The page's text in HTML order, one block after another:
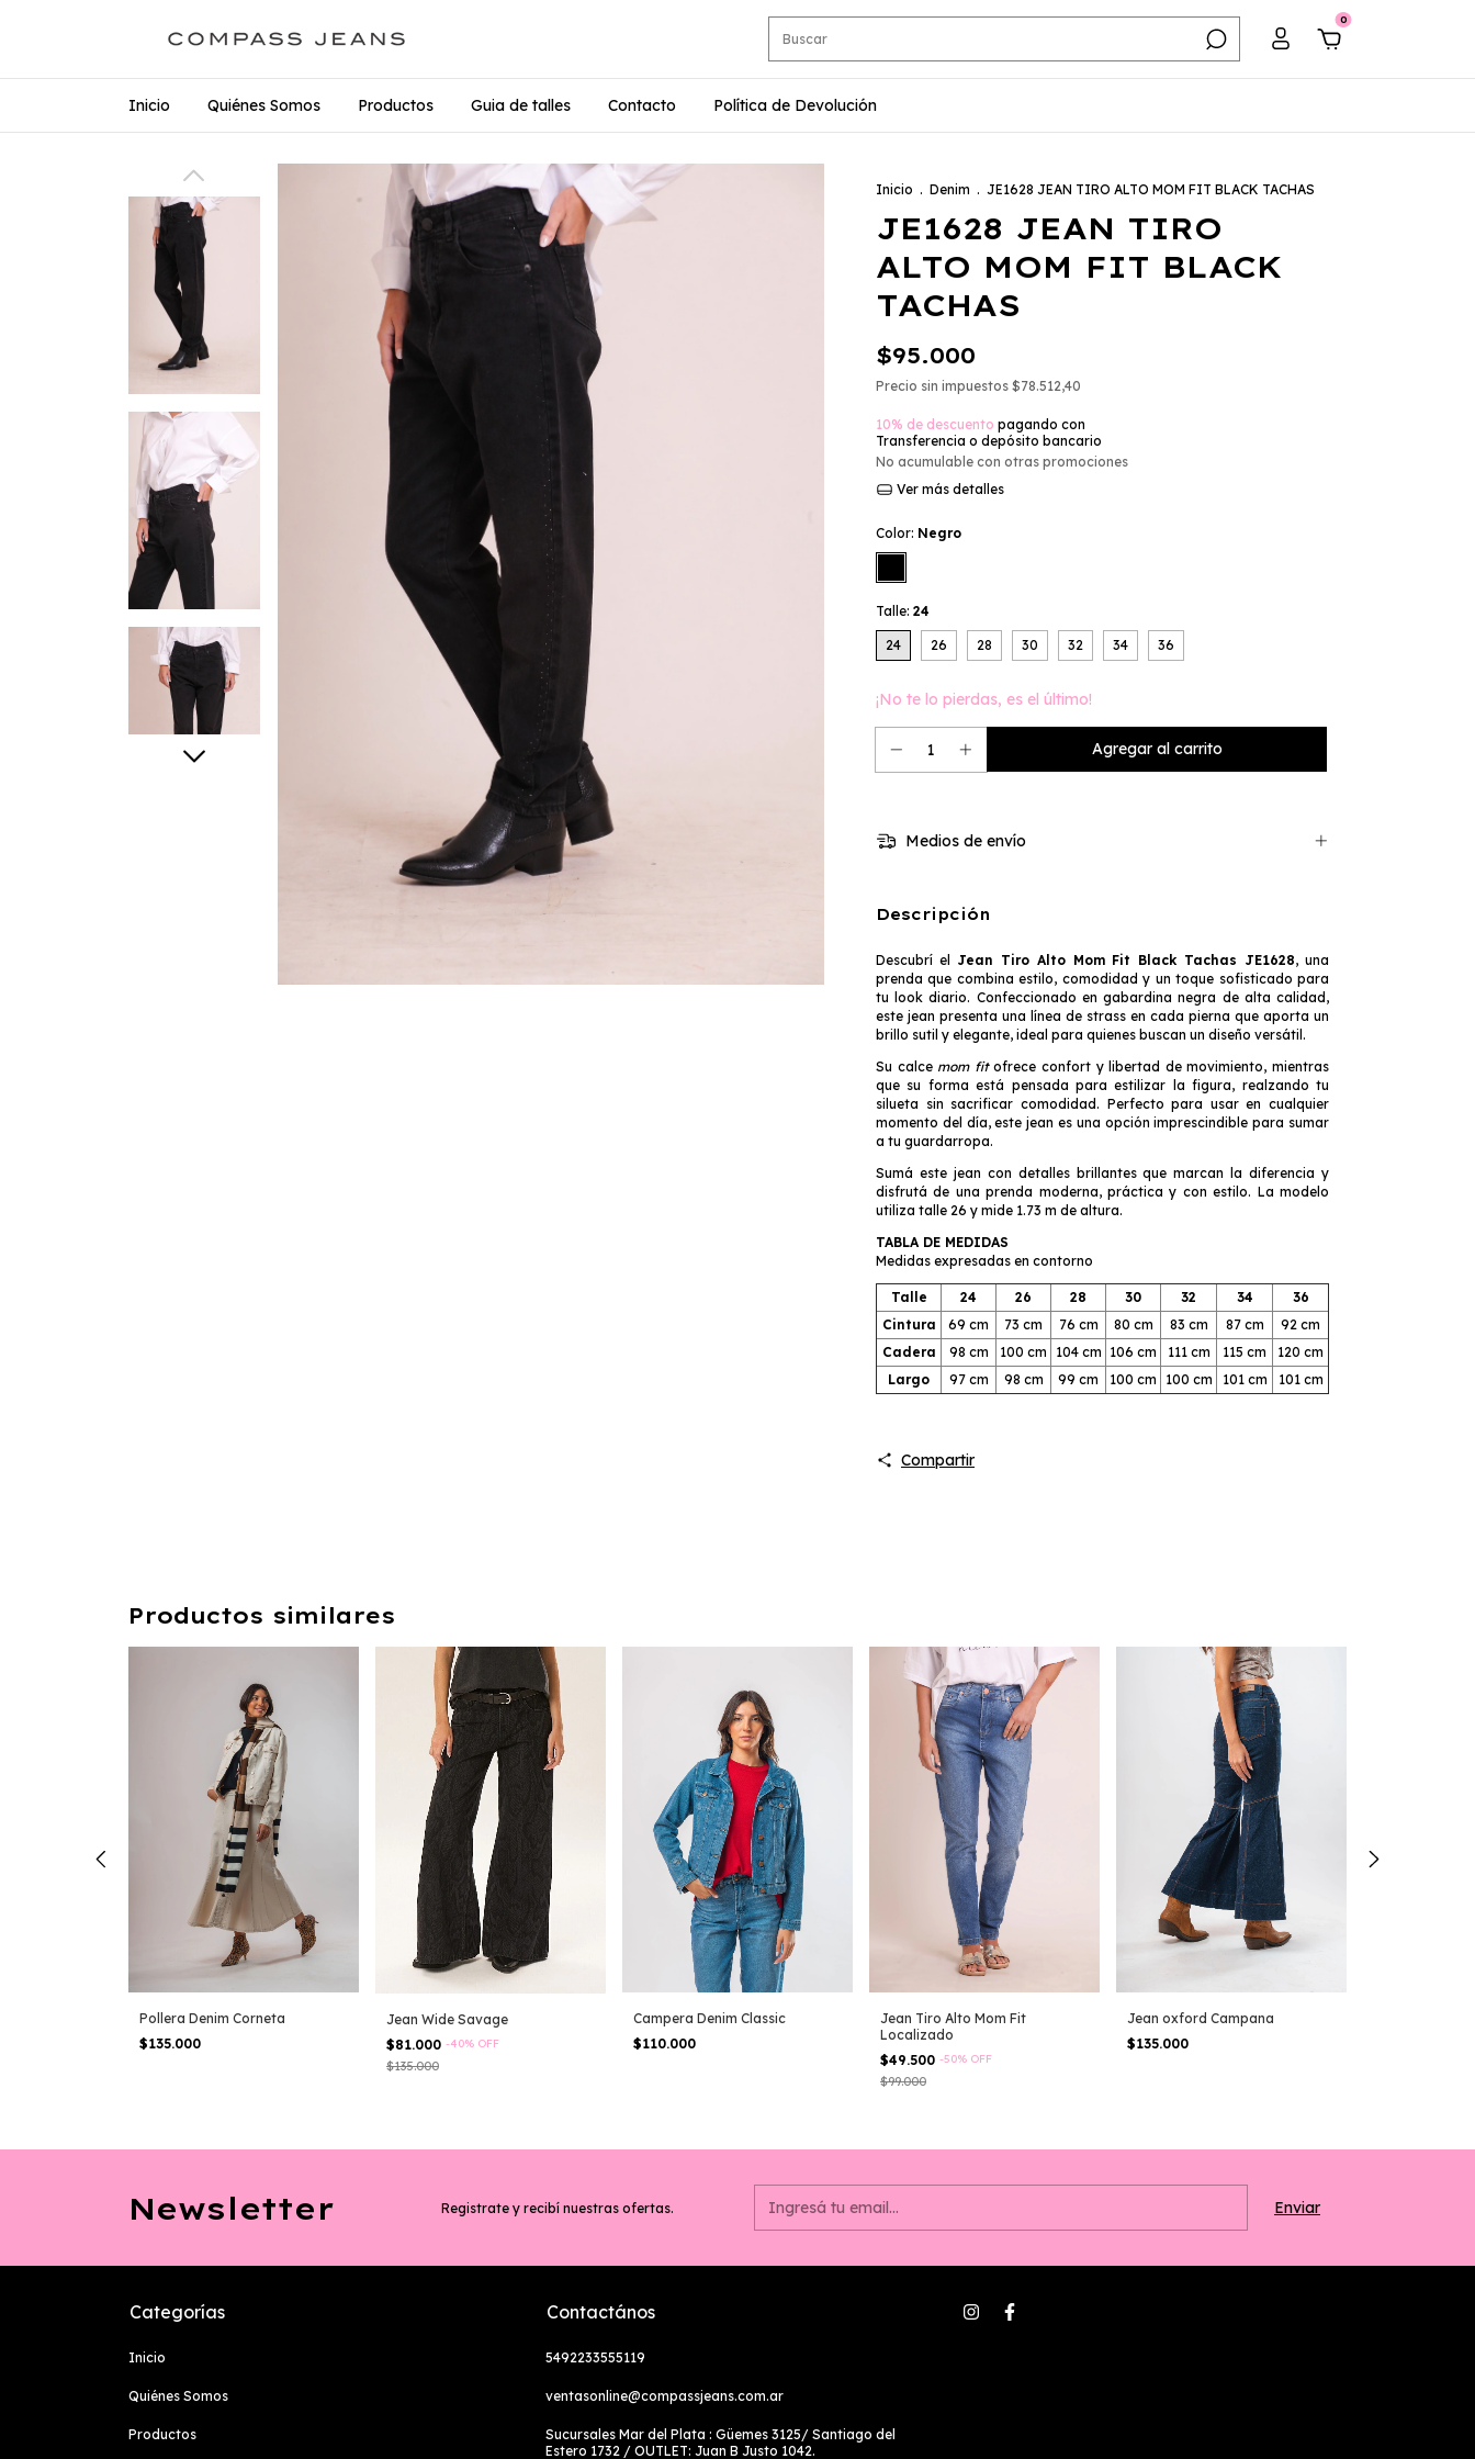
0
Inicio Quiénes Somos Productos Guia de talles Contacto Política de Devolución
Inicio . Denim . JE1628 JEAN TIRO ALTO MOM FIT BLACK TACHAS
JE1628 JEAN TIRO
ALTO MOM FIT BLACK
TACHAS
$95.000
Precio sin impuestos $78.512,40
10% de descuento pagando con
Transferencia o depósito bancario
No acumulable con otras promociones
Ver más detalles
Color: Negro
Talle: 24
24 26 28 30 32 34 36
¡No te lo pierdas, es el último!
Medios de envío
Descripción
Descubrí el Jean Tiro Alto Mom Fit Black Tachas JE1628, una
prenda que combina estilo, comodidad y un toque sofisticado para
tu look diario. Confeccionado en gabardina negra de alta calidad,
este jean presenta una línea de strass en cada pierna que aporta un
brillo sutil y elegante, ideal para quienes buscan un diseño versátil.
Su calce mom fitofrece confort y libertad de movimiento, mientras
que su forma está pensada para estilizar la figura, realzando tu
silueta sin sacrificar comodidad. Perfecto para usar en cualquier
momento del día, este jean es una opción imprescindible para sumar
a tu guardarropa.
Sumá este jean con detalles brillantes que marcan la diferencia y
disfrutá de una prenda moderna, práctica y con estilo. La modelo
utiliza talle 26 y mide 1.73 m de altura.
TABLA DE MEDIDAS
Medidas expresadas en contorno
Talle 24 26 28 30 32 34
36
Cintura
69 cm 73 cm 76 cm 80 cm 83 cm 87 cm
92 cm
Cadera
98 cm 100 cm 104 cm 106 cm 111 cm 115 cm
120 cm
Largo
97 cm 98 cm 99 cm 100 cm 100 cm 101 cm 101 cm
Compartir
Productos similares
Pollera Denim Corneta
$135.000
Jean Wide Savage
$81.000 -40% OFF
$135.000
Campera Denim Classic
$110.000
Jean Tiro Alto Mom Fit
Localizado
$49.500 -50% OFF
$99.000
Jean oxford Campana
$135.000
Newsletter Registrate y recibí nuestras ofertas.
Categorías
Inicio
Quiénes Somos
Productos
Contactános
5492233555119
ventasonline@compassjeans.com.ar
Sucursales Mar del Plata : Güemes 3125/ Santiago del
Estero 1732 / OUTLET: Juan B Justo 1042.